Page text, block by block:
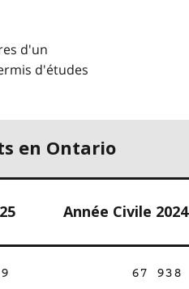
d'un
d'études
en Ontario
Année Civile 2024
67 938